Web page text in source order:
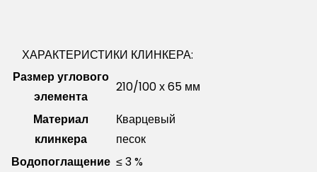
ХАРАКТЕРИСТИКИ КЛИНКЕРА:
Размер углового
элемента
210/100 х 65 мм
Материал
клинкера
Кварцевый
песок
Водопоглащение ≤ 3 %